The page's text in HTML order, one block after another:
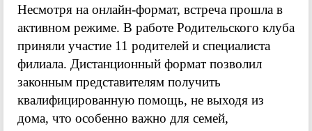
Несмотря на онлайн-формат, встреча прошла в
активном режиме. В работе Родительского клуба
приняли участие 11 родителей и специалиста
филиала. Дистанционный формат позволил
законным представителям получить
квалифицированную помощь, не выходя из
дома, что особенно важно для семей,